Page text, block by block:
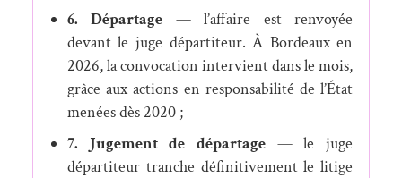
6. Départage — l’affaire est renvoyée
devant le juge départiteur. À Bordeaux en
2026, la convocation intervient dans le mois,
grâce aux actions en responsabilité de l’État
menées dès 2020 ;
7. Jugement de départage — le juge
départiteur tranche définitivement le litige